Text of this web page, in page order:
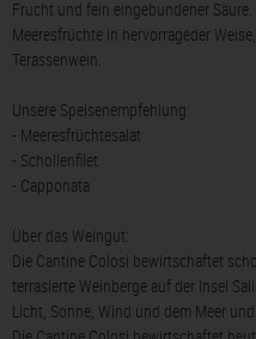
Frucht und fein eingebundener
Meeresfrüchte in hervorrageder
Terassenwein.
Unsere Speisenempfehlung:
- Meeresfrüchtesalat
- Schollenfilet
- Capponata
Über das Weingut:
Die Cantine Colosi bewirtschaftet
terrasierte Weinberge auf der Insel
Licht, Sonne, Wind und dem Meer